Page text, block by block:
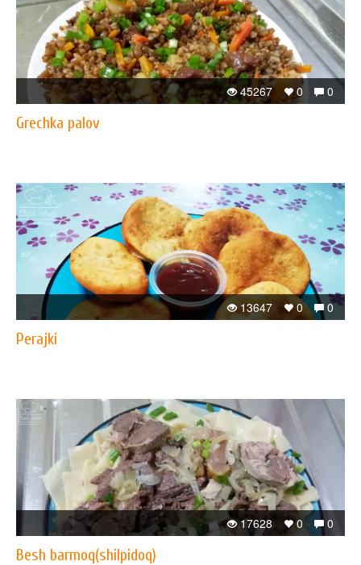
0
0
45267
​Grechka palov
0
0
13647
Perajki
0
0
17628
Besh barmoq(shilpidoq)